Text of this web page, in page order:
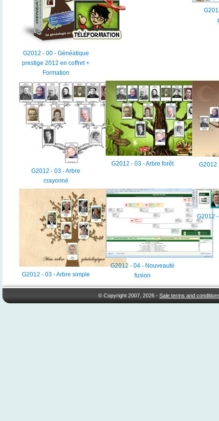
G2012 - 00 - Généatique
prestige 2012 en coffret +
Formation
G2012 - 03 - Arbre
crayonné
G2012 - 03 - Arbre forêt G2012
G2012 - 03 - Arbre simple
G2012 - 04 - Nouveauté
fusion
G2012
© Copyright 2007, 2026 -Sale terms and